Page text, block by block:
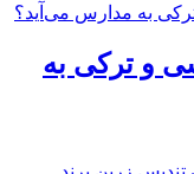
و ترکی به